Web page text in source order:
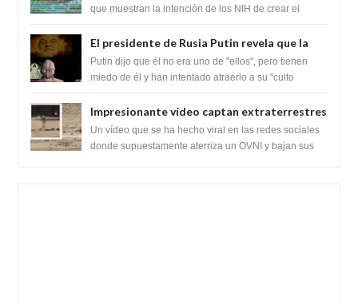
SARS-CoV-2, utilizando la investigación de
que muestran la intención de los NIH de crear el
El presidente de Rusia Putin revela que la
clase dominante en el mundo son los
híbridos reptiles
Putin dijo que él no era uno de "ellos", pero tienen
miedo de él y han intentado atraerlo a su "culto
Impresionante vídeo captan extraterrestres
bajando de un OVNI en Arabia Saudita
Un vídeo que se ha hecho viral en las redes sociales
donde supuestamente aterriza un OVNI y bajan sus